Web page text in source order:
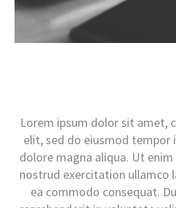
Lorem ipsum dolor sit amet,
elit, sed do eiusmod tempor
dolore magna aliqua. Ut
nostrud exercitation ullamco
ea commodo consequat.